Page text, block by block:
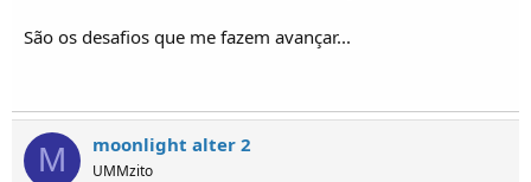
São os desafios que me fazem avançar...
M moonlight alter 2
UMMzito